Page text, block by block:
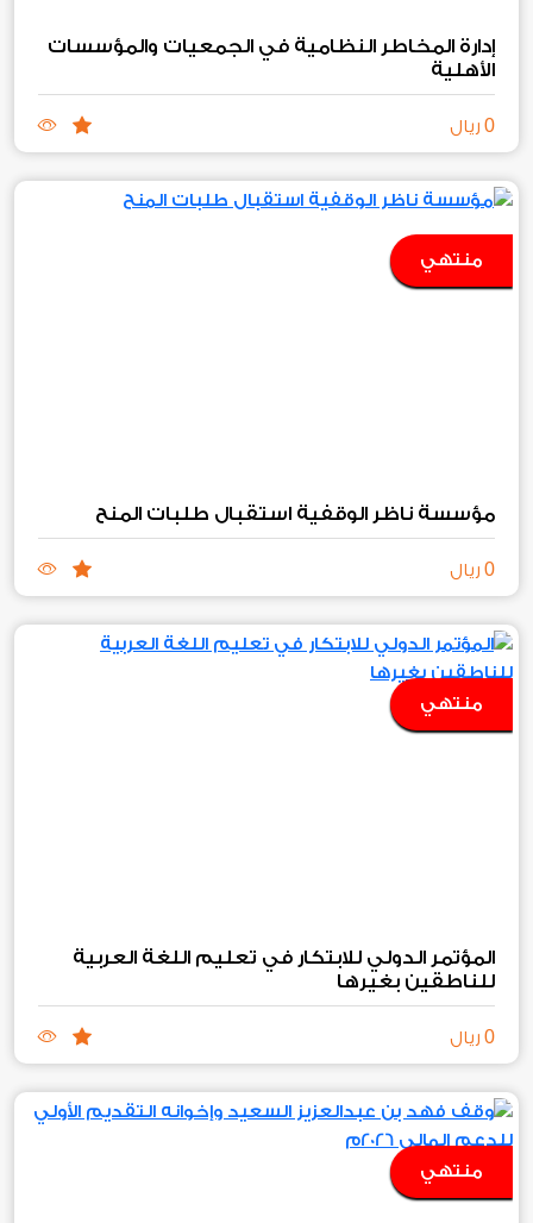
إدارة المخاطر النظامية في الجمعيات والمؤسسات
الأهلية
0 ريال
منتهي
مؤسسة ناظر الوقفية استقبال طلبات المنح
0 ريال
منتهي
المؤتمر الدولي للابتكار في تعليم اللغة العربية
للناطقين بغيرها
0 ريال
منتهي